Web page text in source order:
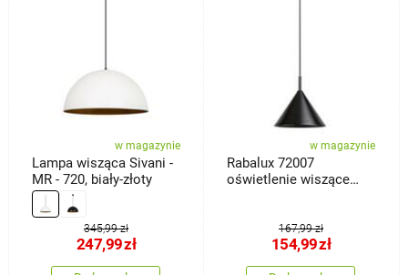
w magazynie
Lampa wisząca Sivani -
MR - 720, biały-złoty
345,99 zł
247,99zł
w magazynie
Rabalux 72007
oświetlenie wiszące
167,99 zł
154,99zł